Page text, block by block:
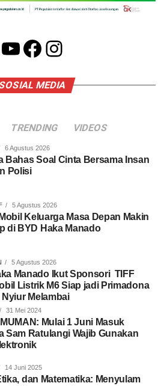
YouTube
Facebook
Instagram
MEDIA
TRENDING VIDEOS
6 Agustus 2026
Bahas Soal Cinta Bersama Insan
Polisi
5 Agustus 2026
Keluarga Masa Depan Makin
di BYD Haka Manado
5 Agustus 2026
Manado Ikut Sponsori TIFF
Listrik M6 Siap jadi Primadona
Melambai
31 Mei 2024
Mulai 1 Juni Masuk
Sam Ratulangi Wajib Gunakan
14 Juni 2025
dan Matematika: Menyulam